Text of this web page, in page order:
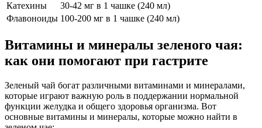
Катехины
30-42 мг в 1 чашке (240 мл)
Флавоноиды 100-200 мг в 1 чашке (240 мл)
Витамины и минералы зеленого чая:
как они помогают при гастрите
Зеленый чай богат различными витаминами и минералами,
которые играют важную роль в поддержании нормальной
функции желудка и общего здоровья организма. Вот
основные витамины и минералы, которые можно найти в